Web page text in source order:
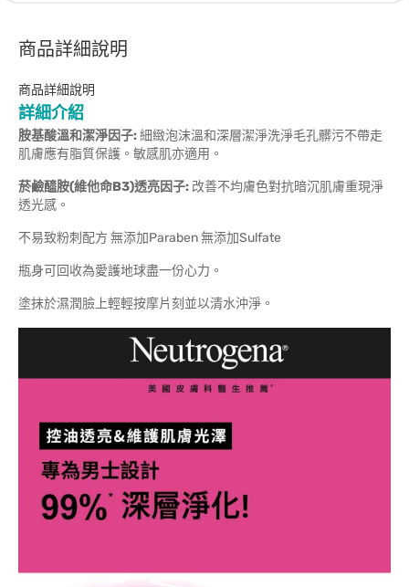
商品詳細說明
商品詳細說明
詳細介紹
胺基酸溫和潔淨因子:細緻泡沫溫和深層潔淨洗淨毛孔髒污不帶走
肌膚應有脂質保護。敏感肌亦適用。
菸鹼醯胺(維他命B3)透亮因子: 改善不均膚色對抗暗沉肌膚重現淨
透光感。
不易致粉刺配方 無添加Paraben 無添加Sulfate
瓶身可回收為愛護地球盡一份心力。
塗抹於濕潤臉上輕輕按摩片刻並以清水沖淨。